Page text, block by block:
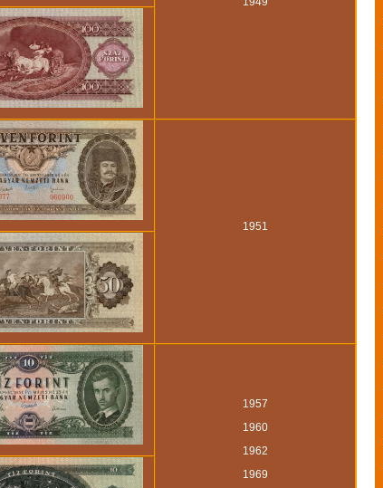
1951
1957
1960
1962
1969